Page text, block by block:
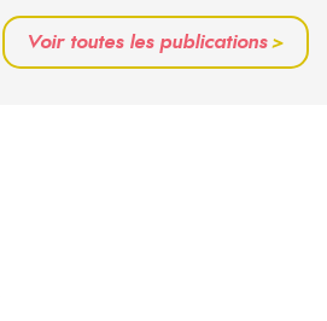
Voir toutes les publications>